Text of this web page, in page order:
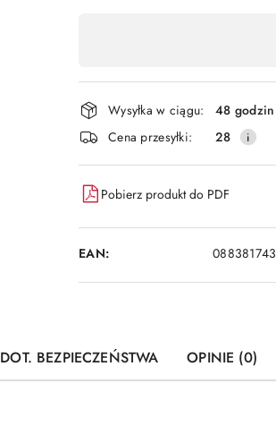
płatność
i
dostawa
Wysyłka w ciągu:
48 godzin
Cena przesyłki:
28
Pobierz produkt do PDF
EAN:
BEZPIECZEŃSTWA OPINIE (0)